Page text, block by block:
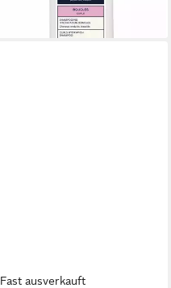
lieferbar - in 9-11 Werktagen bei
Fast ausverkauft